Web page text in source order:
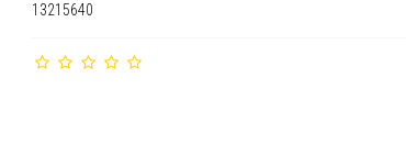
13215640